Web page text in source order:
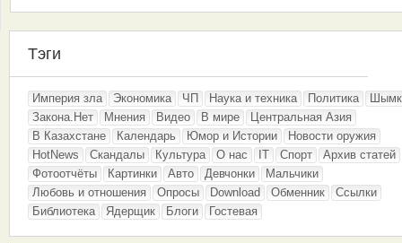
Тэги
Империя зла Экономика ЧП Наука и техника Политика
Закона.Нет
Мнения Видео В мире
Центральная Азия
В Казахстане
Календарь Юмор и Истории
Новости оружия
HotNews
Скандалы Культура О нас IT Спорт
Архив статей
Фотоотчёты
Картинки Авто Девчонки
Мальчики
Любовь и отношения
Опросы Download Обменник
Ссылки
Библиотека
Ядерщик Блоги Гостевая